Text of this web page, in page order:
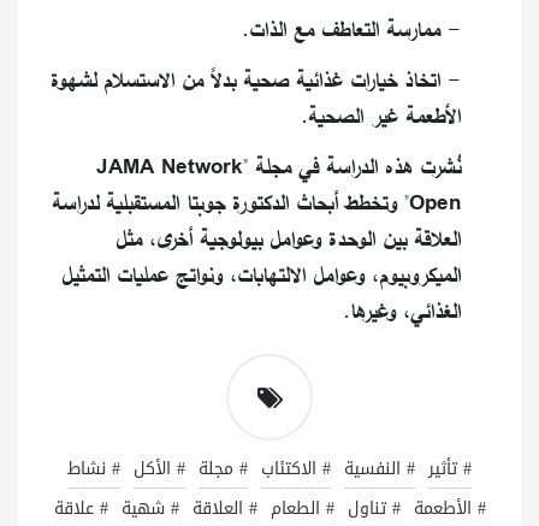
- ممارسة التعاطف مع الذات.
- اتخاذ خيارات غذائية صحية بدلاً من الاستسلام لشهوة
الأطعمة غير الصحية.
نُشرت هذه الدراسة في مجلة "JAMA Network
Open" وتخطط أبحاث الدكتورة جوبتا المستقبلية لدراسة
العلاقة بين الوحدة وعوامل بيولوجية أخرى، مثل
الميكروبيوم، وعوامل الالتهابات، ونواتج عمليات التمثيل
الغذائي، وغيرها.
# تأثير # النفسية # الاكتئاب # مجلة # الأكل # نشاط
# الأطعمة # تناول # الطعام # العلاقة # شهية # علاقة